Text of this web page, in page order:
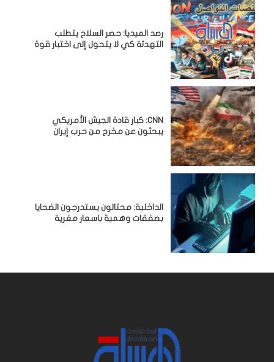
رصد الميديا: حصر السلاح يتطلب
التهدئة كي لا يتحول إلى اختبار قوة
CNN: كبار قادة الجيش الأمريكي
يبحثون عن مخرج من حرب إيران
الداخلية: محتالون يستدرجون الضحايا
بصفقات وهمية باسعار مغرية